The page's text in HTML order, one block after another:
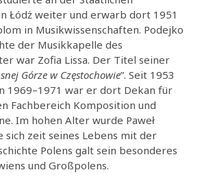
Łódż weiter und erwarb dort 1951
in Musikwissenschaften. Podejko
der Musikkapelle des
war Zofia Lissa. Der Titel seiner
Górze w Częstochowie”. Seit 1953
1969–1971 war er dort Dekan für
Fachbereich Komposition und
Im hohen Alter wurde Paweł
zeit seines Lebens mit der
Polens galt sein besonderes
und Großpolens.